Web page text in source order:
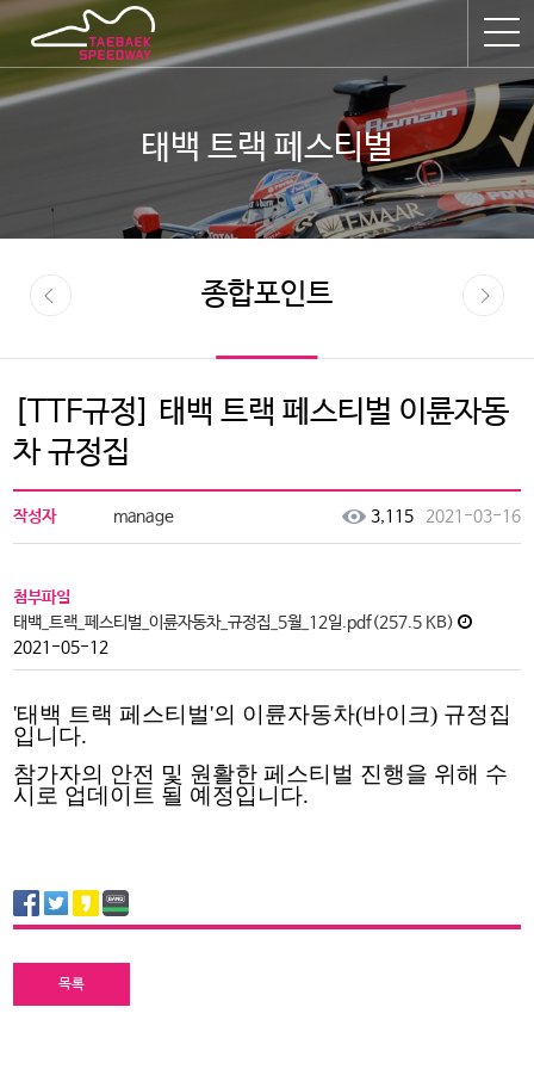
태백 트랙 페스티벌
종합포인트
[TTF규정] 태백 트랙 페스티벌 이륜자동
차 규정집
작성자 manage 3,115 2021-03-16
첨부파일
태백_트랙_페스티벌_이륜자동차_규정집_5월_12일.pdf(257.5 KB)
2021-05-12
'태백 트랙 페스티벌'의 이륜자동차(바이크) 규정집
입니다.
참가자의 안전 및 원활한 페스티벌 진행을 위해 수
시로 업데이트 될 예정입니다.
목록